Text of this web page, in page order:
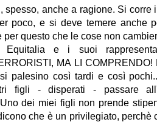
spesso, anche a ragione. Si corre
poco, e si deve temere anche
per questo che le cose non
e i suoi
MA LI COMPRENDO!
palesino così tardi e così
figli - disperati - passare
dei miei figli non prende
che è un privilegiato, perchè